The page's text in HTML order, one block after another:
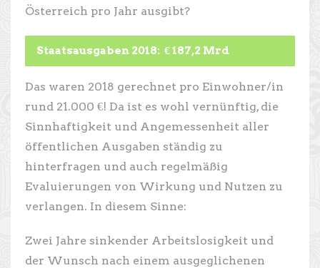
Österreich pro Jahr ausgibt?
Staatsausgaben 2018: € 187,2 Mrd
Das waren 2018 gerechnet pro Einwohner/in
rund 21.000 €! Da ist es wohl vernünftig, die
Sinnhaftigkeit und Angemessenheit aller
öffentlichen Ausgaben ständig zu
hinterfragen und auch regelmäßig
Evaluierungen von Wirkung und Nutzen zu
verlangen. In diesem Sinne:
Zwei Jahre sinkender Arbeitslosigkeit und
der Wunsch nach einem ausgeglichenen